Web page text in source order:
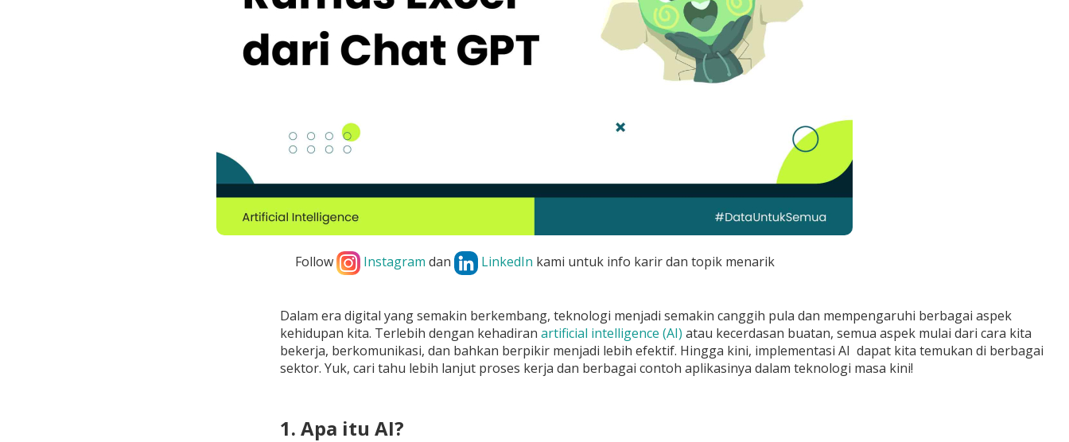
Follow Instagram dan LinkedIn kami untuk info karir dan topik menarik
Dalam era digital yang semakin berkembang, teknologi menjadi semakin canggih pula dan mempengaruhi berbagai aspek
kehidupan kita. Terlebih dengan kehadiran artificial intelligence (AI) atau kecerdasan buatan, semua aspek mulai dari cara kita
bekerja, berkomunikasi, dan bahkan berpikir menjadi lebih efektif. Hingga kini, implementasi AI dapat kita temukan di berbagai
sektor. Yuk, cari tahu lebih lanjut proses kerja dan berbagai contoh aplikasinya dalam teknologi masa kini!
1. Apa itu AI?